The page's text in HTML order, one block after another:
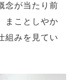
念が当たり前
まことしやか
組みを見てい